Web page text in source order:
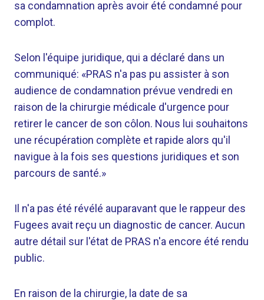
sa condamnation après avoir été condamné pour
complot.
Selon l'équipe juridique, qui a déclaré dans un
communiqué: «PRAS n'a pas pu assister à son
audience de condamnation prévue vendredi en
raison de la chirurgie médicale d'urgence pour
retirer le cancer de son côlon. Nous lui souhaitons
une récupération complète et rapide alors qu'il
navigue à la fois ses questions juridiques et son
parcours de santé.»
Il n'a pas été révélé auparavant que le rappeur des
Fugees avait reçu un diagnostic de cancer. Aucun
autre détail sur l'état de PRAS n'a encore été rendu
public.
En raison de la chirurgie, la date de sa